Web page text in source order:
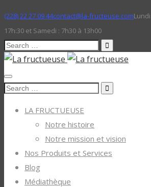
(228) 22 27 09 44contact@la-fructeuse.com
17h:30 et Samedi : 7h30 à 13h00
Search
for:
Search
LA FRUCTUEUSE
Notre histoire
Notre mission et vision
Nos Produits et Services
Blog
Médiathèque